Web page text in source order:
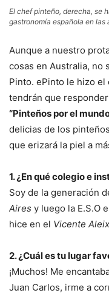
El chef pinteño, derecha, se
gastronomía española en las
Aunque a nuestro
cosas en Australia, no
Pinto. ePinto le hizo el
tendrán que
“Pinteños por el
delicias de los
que erizará la piel a
1. ¿En qué colegio e
Soy de la generación
Aires y luego la E.S.O
hice en el Vicente
2. ¿Cuál es tu lugar
¡Muchos! Me
Juan Carlos, irme a